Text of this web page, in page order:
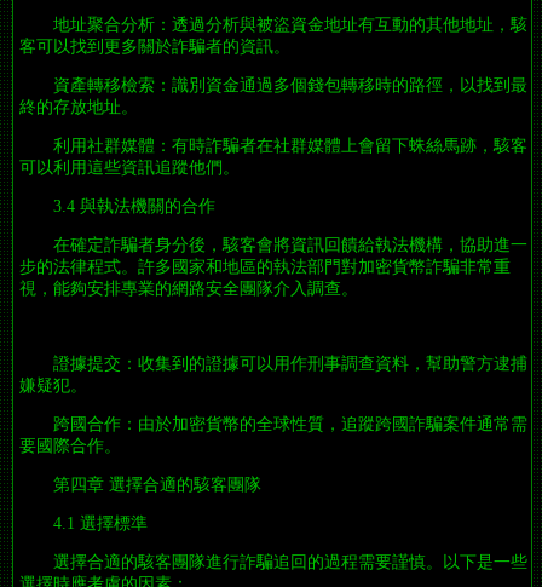
地址聚合分析：透過分析與被盜資金地址有互動的其他地址，駭
客可以找到更多關於詐騙者的資訊。
資產轉移檢索：識別資金通過多個錢包轉移時的路徑，以找到最
終的存放地址。
利用社群媒體：有時詐騙者在社群媒體上會留下蛛絲馬跡，駭客
可以利用這些資訊追蹤他們。
3.4 與執法機關的合作
在確定詐騙者身分後，駭客會將資訊回饋給執法機構，協助進一
步的法律程式。許多國家和地區的執法部門對加密貨幣詐騙非常重
視，能夠安排專業的網路安全團隊介入調查。
證據提交：收集到的證據可以用作刑事調查資料，幫助警方逮捕
嫌疑犯。
跨國合作：由於加密貨幣的全球性質，追蹤跨國詐騙案件通常需
要國際合作。
第四章 選擇合適的駭客團隊
4.1 選擇標準
選擇合適的駭客團隊進行詐騙追回的過程需要謹慎。以下是一些